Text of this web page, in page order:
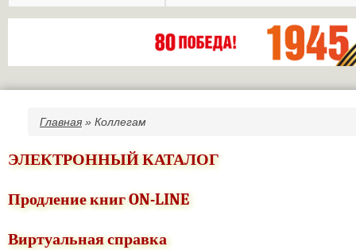
Вы здесь
Главная » Коллегам
ЭЛЕКТРОННЫЙ КАТАЛОГ
Продление книг ON-LINE
Виртуальная справка